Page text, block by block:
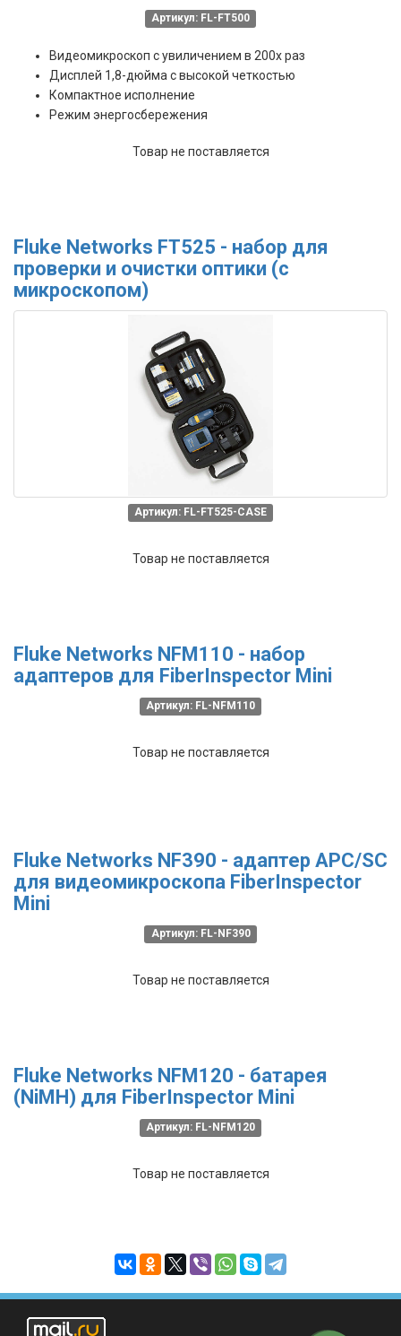
Артикул: FL-FT500
Видеомикроскоп с увиличением в 200х раз
Дисплей 1,8-дюйма с высокой четкостью
Компактное исполнение
Режим энергосбережения
Товар не поставляется
Fluke Networks FT525 - набор для
проверки и очистки оптики (с
микроскопом)
Артикул: FL-FT525-CASE
Товар не поставляется
Fluke Networks NFM110 - набор
адаптеров для FiberInspector Mini
Артикул: FL-NFM110
Товар не поставляется
Fluke Networks NF390 - адаптер APC/SC
для видеомикроскопа FiberInspector
Mini
Артикул: FL-NF390
Товар не поставляется
Fluke Networks NFM120 - батарея
(NiMH) для FiberInspector Mini
Артикул: FL-NFM120
Товар не поставляется